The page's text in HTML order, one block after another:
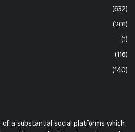
(632)
(201)
(1)
(116)
(140)
of a substantial social platforms which